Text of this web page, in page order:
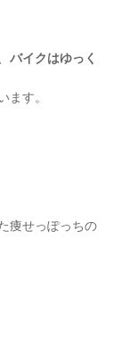
バイクはゆっく
ます。
痩せっぽっちの